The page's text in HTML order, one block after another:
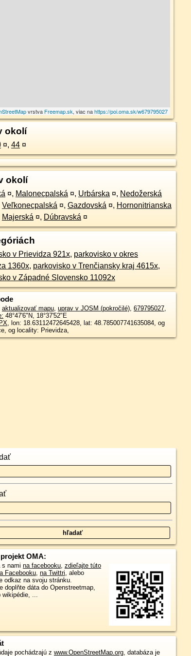
vrstva Freemap.sk, viac nahttps://poi.oma.sk/w679795027
okolí
¤, 44 ¤
okolí
¤, Malonecpalská ¤, Urbárska ¤, Nedožerská
Veľkonecpalská ¤, Gazdovská ¤, Hornonitrianska
Majerská ¤, Dúbravská ¤
v Prievidza 921x, parkovisko v okres
1360x, parkovisko v Trenčiansky kraj 4615x,
v Západné Slovensko 11092x
aktualizovať mapu, uprav v JOSM (pokročilé), 679795027,
48°47'6"N, 18°37'52"E
, lon: 18.63112472645428, lat: 48.785007741635084, og
og locality: Prievidza,
OMA:
s nami na facebooku, zdieľajte túto
Facebooku, na Twittri, alebo
odkaz na svoju stránku.
doplňte dáta do Openstreetmap,
wikipédie, ...
pochádzajú z www.OpenStreetMap.org, databáza je